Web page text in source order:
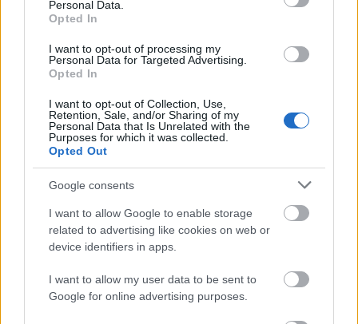
Personal Data.
Opted In
I want to opt-out of processing my
Personal Data for Targeted Advertising.
Opted In
I want to opt-out of Collection, Use,
Retention, Sale, and/or Sharing of my
Personal Data that Is Unrelated with the
Purposes for which it was collected.
Opted Out
Google consents
I want to allow Google to enable storage
related to advertising like cookies on web or
device identifiers in apps.
I want to allow my user data to be sent to
Google for online advertising purposes.
év arra is jó lesz, hogy majd rájönnek, nem kell
be, nem is túl valószínű, hogy be fog.
Horváth János
16 éve
Költői kérdés: Virgosként te az Origónak is a Google
Friend Connectet javasolnád az iWiw-vel történő
összekötés helyett?
Fura, hogy nem tudod elképzelni, hogy egy blog
összehozza a közös téma iránt érdeklődő embereket,
akik közösséggé alakulnak, találkoznak esetleg
élőben és nem csak odavetnek az írónak valami
véleményt és szaladnak is tovább.